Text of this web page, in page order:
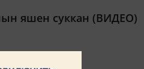
яшен суккан (ВИДЕО)